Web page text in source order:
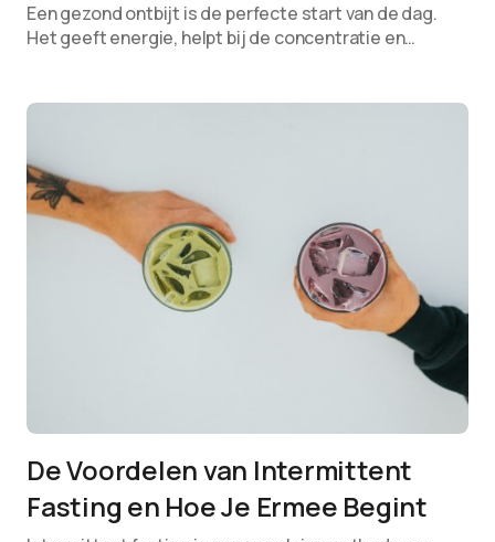
Een gezond ontbijt is de perfecte start van de dag.
Het geeft energie, helpt bij de concentratie en…
De Voordelen van Intermittent
Fasting en Hoe Je Ermee Begint